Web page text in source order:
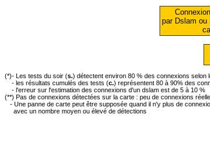
par Dslam ou
(*)- Les tests du soir (s.) détectent environ 80 % des connexions selon
- les résultats cumulés des tests (c.) représentent 80 à 90% des
- l'erreur sur l'estimation des connexions d'un dslam est de 5 à 10 %
(**) Pas de connexions détectées sur la carte : peu de connexions
- Une panne de carte peut être supposée quand il n'y plus de
avec un nombre moyen ou élevé de détections